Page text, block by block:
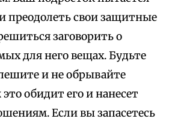
преодолеть свои защитные
заговорить о
для него вещах. Будьте
и не обрывайте
это обидит его и нанесет
Если вы запасетесь